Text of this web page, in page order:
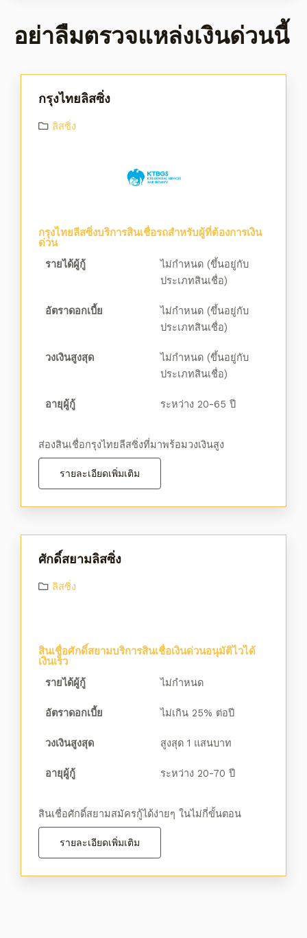
อย่าลืมตรวจแหล่งเงินด่วนนี้
กรุงไทยลิสซิ่ง
ลิสซิ่ง
กรุงไทยลีสซิ่งบริการสินเชื่อรถสำหรับผู้ที่ต้องการเงิน
ด่วน
รายได้ผู้กู้
ไม่กำหนด (ขึ้นอยู่กับ
ประเภทสินเชื่อ)
อัตราดอกเบี้ย
ไม่กำหนด (ขึ้นอยู่กับ
ประเภทสินเชื่อ)
วงเงินสูงสุด
ไม่กำหนด (ขึ้นอยู่กับ
ประเภทสินเชื่อ)
อายุผู้กู้ ระหว่าง 20-65 ปี
ส่องสินเชื่อกรุงไทยลีสซิ่งที่มาพร้อมวงเงินสูง
รายละเอียดเพิ่มเติม
ศักดิ์สยามลิสซิ่ง
ลิสซิ่ง
สินเชื่อศักดิ์สยามบริการสินเชื่อเงินด่วนอนุมัติไวได้
เงินเร็ว
รายได้ผู้กู้ ไม่กำหนด
อัตราดอกเบี้ย ไม่เกิน 25% ต่อปี
วงเงินสูงสุด สูงสุด 1 แสนบาท
อายุผู้กู้ ระหว่าง 20-70 ปี
สินเชื่อศักดิ์สยามสมัครกู้ได้ง่ายๆ ในไม่กี่ขั้นตอน
รายละเอียดเพิ่มเติม